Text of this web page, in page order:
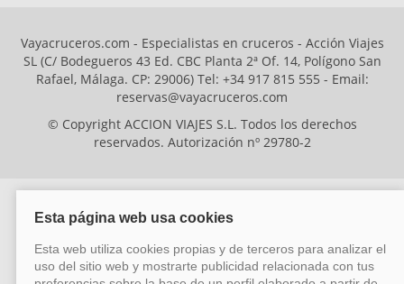
Vayacruceros.com - Especialistas en cruceros - Acción Viajes
SL (C/ Bodegueros 43 Ed. CBC Planta 2ª Of. 14, Polígono San
Rafael, Málaga. CP: 29006) Tel: +34 917 815 555 - Email:
reservas@vayacruceros.com
© Copyright ACCION VIAJES S.L. Todos los derechos
reservados. Autorización nº 29780-2
ACCION VIAJES SL ha sido beneficiaria del Fondo Europeo de Desarrollo